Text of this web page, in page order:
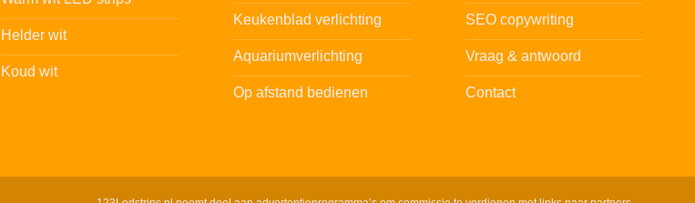
Helder wit
Koud wit
Keukenblad verlichting
Aquariumverlichting
Op afstand bedienen
SEO copywriting
Vraag & antwoord
Contact